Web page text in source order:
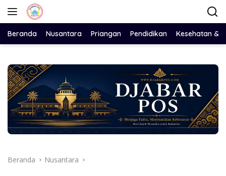
Langsung
Beranda Nusantara Priangan Pendidikan Kesehatan &
Beranda Nusantara